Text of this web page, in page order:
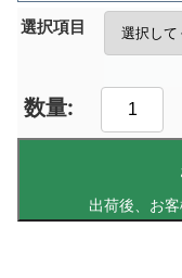
選択項目